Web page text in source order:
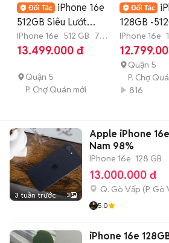
iPhone 16e
512GB Siêu Lướt
VN/A Sạc 5 lần BH
T7/27
IPhone 16e 512 GB 7-
12 tháng
13.499.000 đ
Quận 5
P. Chợ Quán mới
128GB -
NewSeal
trợ Góp
IPhone 16e
tháng
Quận 5
P. Chợ
816
3 tuần trước 3
Apple iPhone
Nam 98%
IPhone 16e 128 GB
13.000.000 đ
Q. Gò Vấp (P. Gò
5.0
iPhone 16e